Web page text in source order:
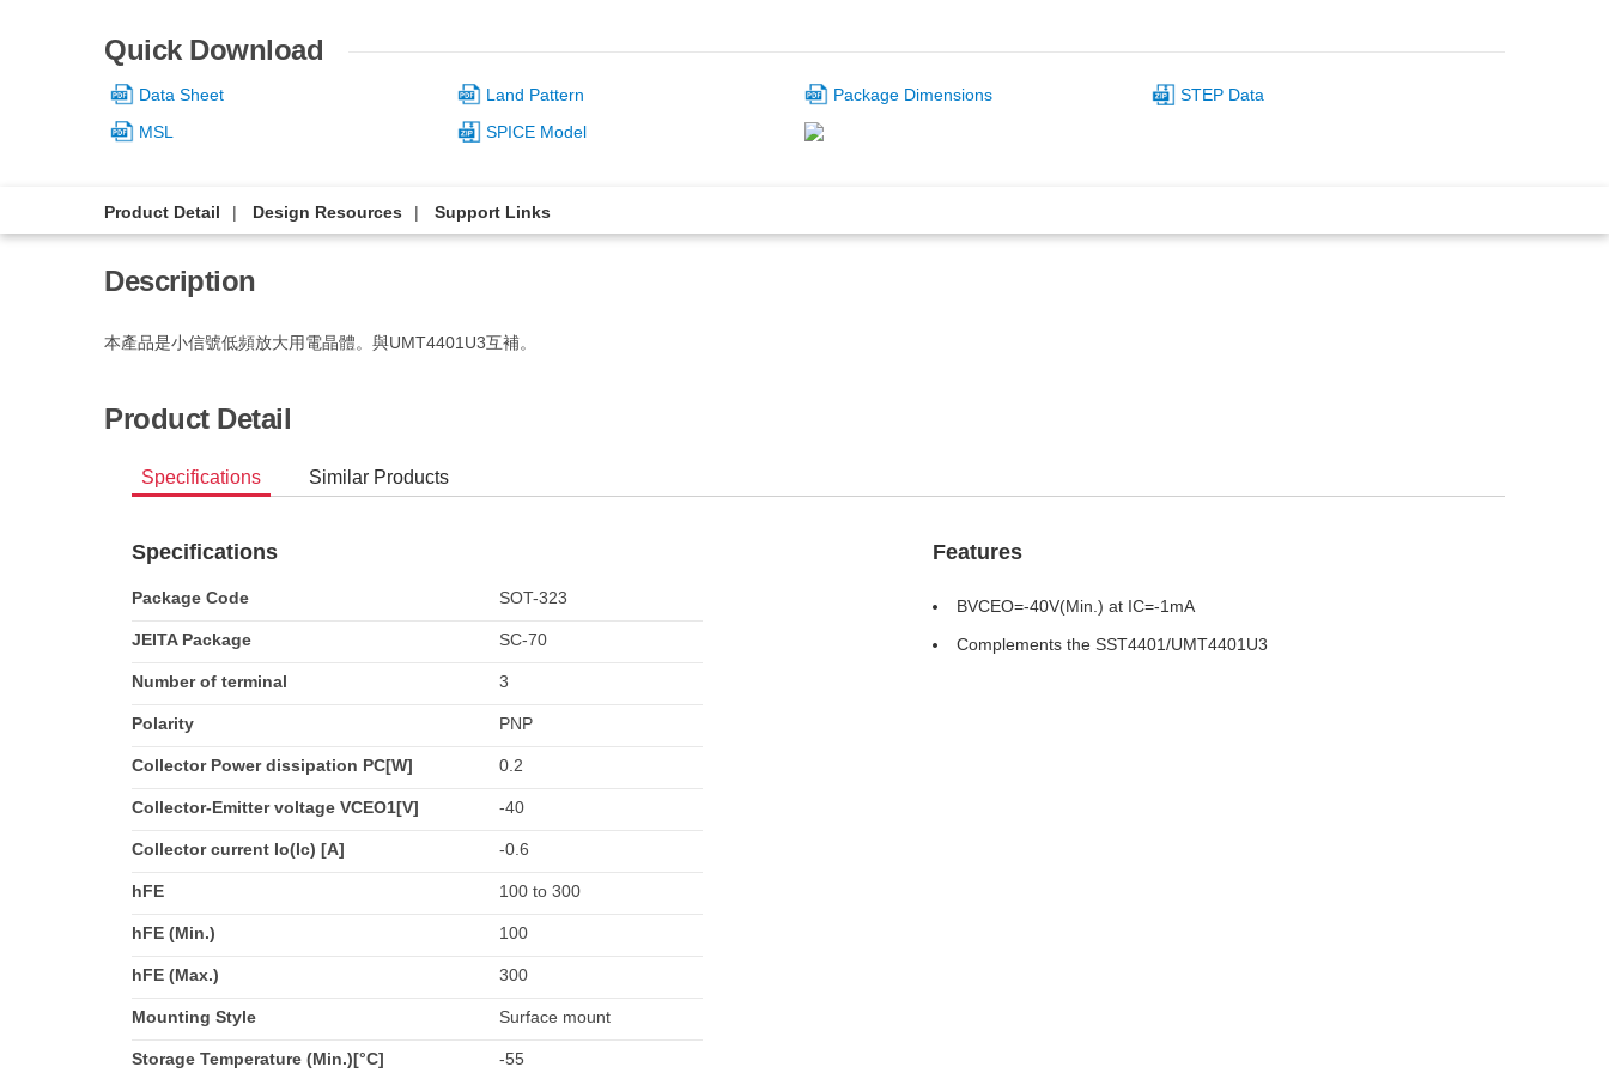
Quick Download
Data Sheet Land Pattern Package Dimensions
STEP Data
MSL
SPICE Model
Product Detail Design Resources Support Links
Description
本產品是小信號低頻放大用電晶體。與UMT4401U3互補。
Product Detail
Specifications Similar Products
Specifications
Package Code SOT-323
JEITA Package SC-70
Number of terminal 3
Polarity PNP
Collector Power dissipation PC[W] 0.2
Collector-Emitter voltage VCEO1[V] -40
Collector current Io(Ic) [A] -0.6
hFE 100 to 300
hFE (Min.) 100
hFE (Max.) 300
Mounting Style Surface mount
Storage Temperature (Min.)[°C] -55
Features
BVCEO=-40V(Min.) at IC=-1mA
Complements the SST4401/UMT4401U3